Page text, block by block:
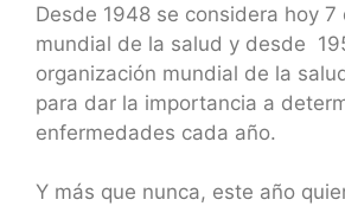
Desde 1948 se considera hoy
mundial de la salud y desde
organización mundial de la
para dar la importancia a
enfermedades cada año.
Y más que nunca, este año